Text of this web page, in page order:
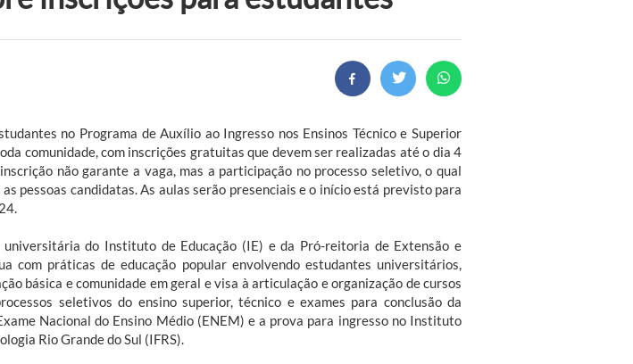
no Programa de Auxílio ao Ingresso nos Ensinos Técnico e Superior
comunidade, com inscrições gratuitas que devem ser realizadas até o dia 4
inscrição não garante a vaga, mas a participação no processo seletivo, o qual
pessoas candidatas. As aulas serão presenciais e o início está previsto para
do Instituto de Educação (IE) e da Pró-reitoria de Extensão e
com práticas de educação popular envolvendo estudantes universitários,
básica e comunidade em geral e visa à articulação e organização de cursos
seletivos do ensino superior, técnico e exames para conclusão da
Nacional do Ensino Médio (ENEM) e a prova para ingresso no Instituto
Rio Grande do Sul (IFRS).